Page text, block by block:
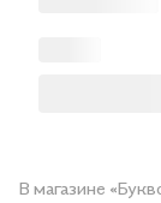
В магазине